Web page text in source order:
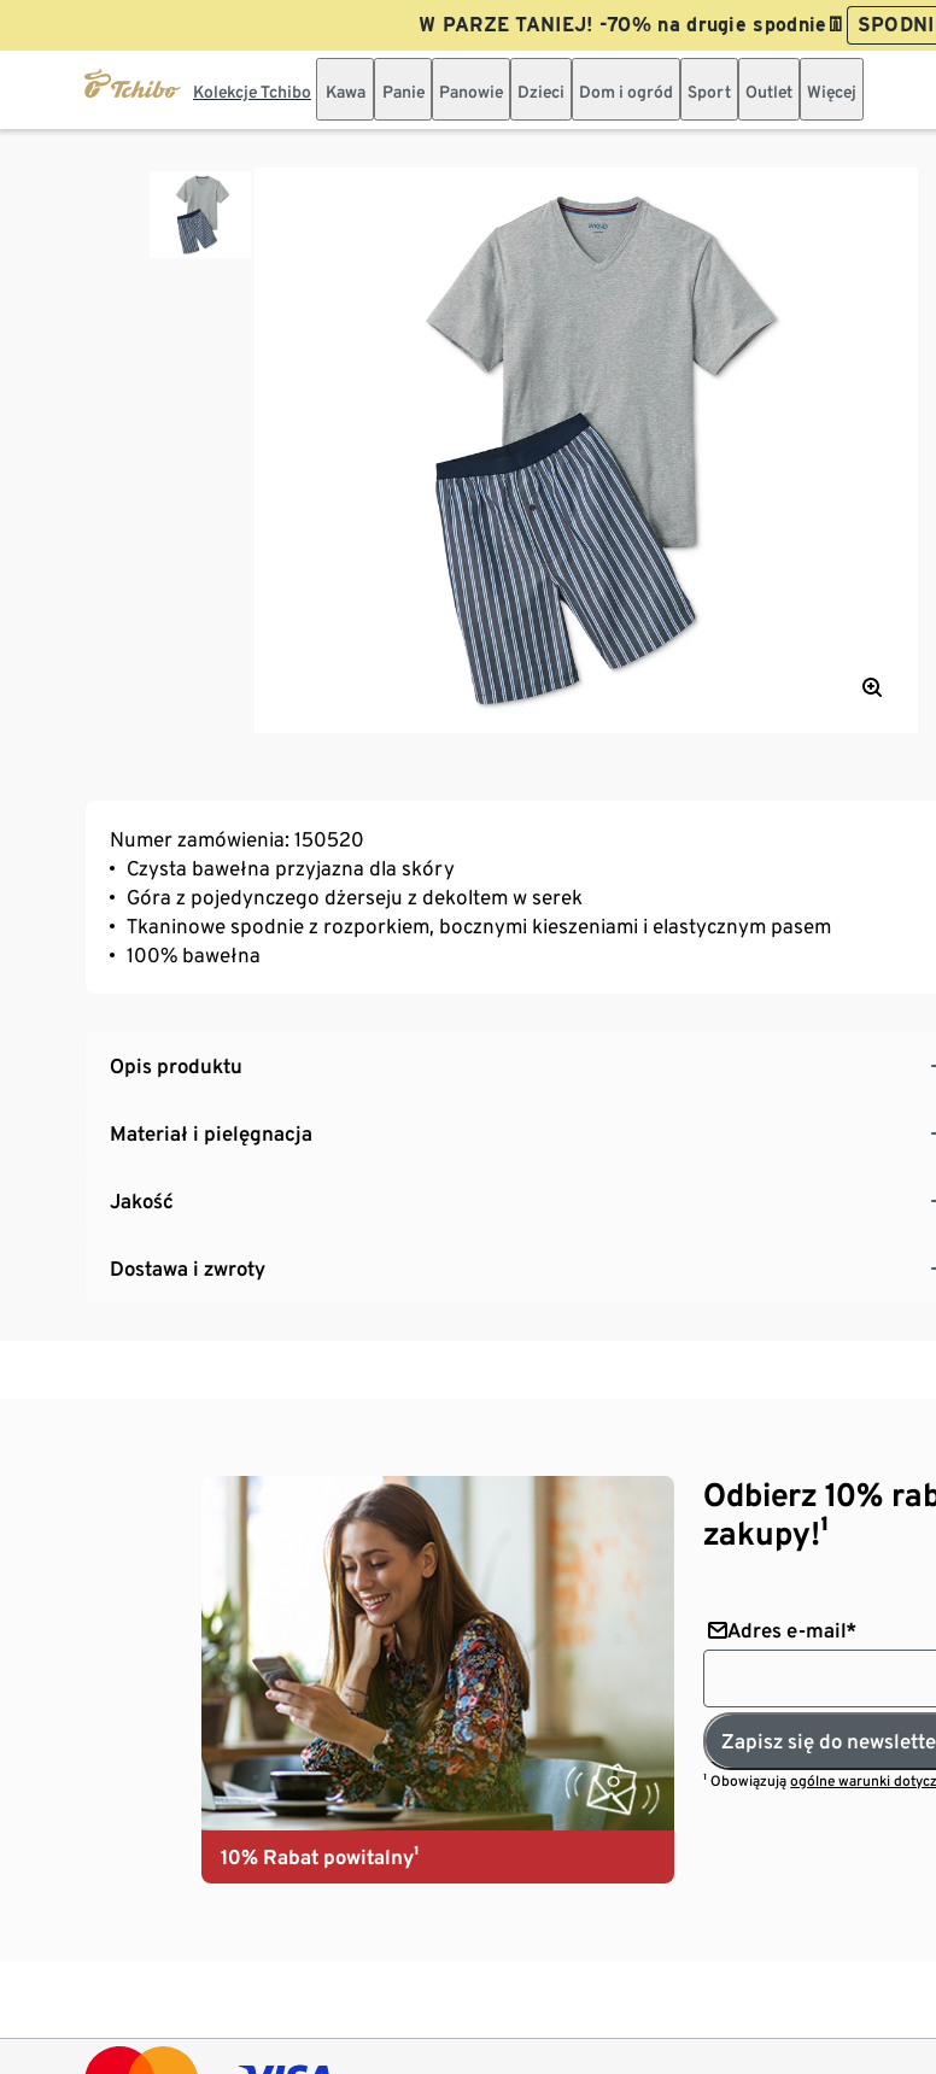
W PARZE TANIEJ! -70% na drugie spodnie👖
Kolekcje Tchibo Kawa Panie Panowie Dzieci Dom i ogród Sport Outlet Więcej
Numer zamówienia: 150520
Czysta bawełna przyjazna dla skóry
Góra z pojedynczego dżerseju z dekoltem w serek
Tkaninowe spodnie z rozporkiem, bocznymi kieszeniami i elastycznym pasem
100% bawełna
Opis produktu
Materiał i pielęgnacja
Jakość
Dostawa i zwroty
10% Rabat powitalny¹
Odbierz 10%
zakupy!¹
Adres e-mail*
Zapisz się do
¹ Obowiązująogólne warunki